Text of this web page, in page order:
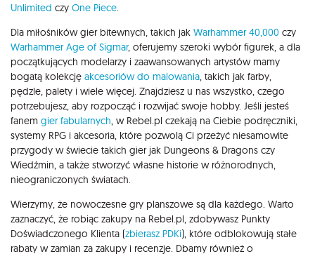
Unlimited czy One Piece
Dla miłośników gier bitewnych, takich jak Warhammer 40,000 czy
Warhammer Age of Sigmar, oferujemy szeroki wybór figurek, a dla
początkujących modelarzy i zaawansowanych artystów mamy
bogatą kolekcję akcesoriów do malowania , takich jak farby,
pędzle, palety i wiele więcej. Znajdziesz u nas wszystko, czego
potrzebujesz, aby rozpocząć i rozwijać swoje hobby. Jeśli jesteś
fanem gier fabularnych , w Rebel.pl czekają na Ciebie podręczniki,
systemy RPG i akcesoria, które pozwolą Ci przeżyć niesamowite
przygody w świecie takich gier jak Dungeons & Dragons czy
Wiedźmin, a także stworzyć własne historie w różnorodnych,
nieograniczonych światach.
Wierzymy, że nowoczesne gry planszowe są dla każdego. Warto
zaznaczyć, że robiąc zakupy na Rebel.pl, zdobywasz Punkty
Doświadczonego Klienta (zbierasz PDKi), które odblokowują stałe
rabaty w zamian za zakupy i recenzje. Dbamy również o